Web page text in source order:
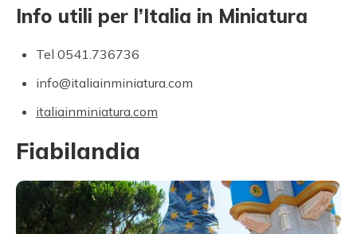
Info utili per l’Italia in Miniatura
Tel 0541.736736
info@italiainminiatura.com
italiainminiatura.com
Fiabilandia